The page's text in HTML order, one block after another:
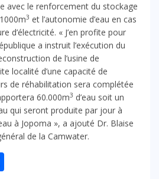
avec le renforcement du stockage
3 et l’autonomie d’eau en cas
d’électricité. « J’en profite pour
a instruit l’exécution du
de l’usine de
localité d’une capacité de
de réhabilitation sera complétée
60.000m3 d’eau soit un
qui seront produite par jour à
à Jopoma », a ajouté Dr. Blaise
de la Camwater.